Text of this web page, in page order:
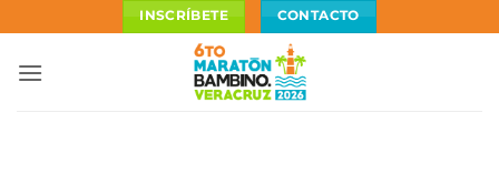
to
content
INSCRÍBETE CONTACTO